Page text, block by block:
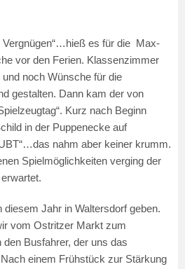
Vergnügen“…hieß es für die Max-
vor den Ferien. Klassenzimmer
noch Wünsche für die
gestalten. Dann kam der von
Kurz nach Beginn
in der Puppenecke auf
nahm aber keiner krumm.
Spielmöglichkeiten verging der
diesem Jahr in Waltersdorf geben.
vom Ostritzer Markt zum
Busfahrer, der uns das
einem Frühstück zur Stärkung